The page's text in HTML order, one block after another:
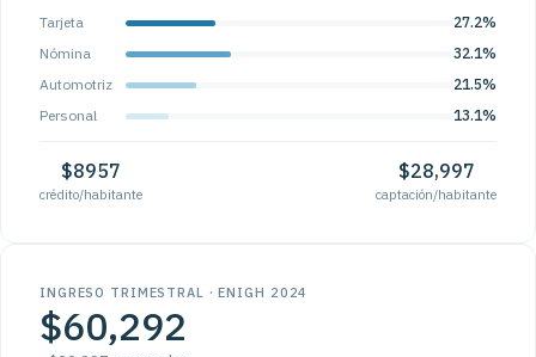
Tarjeta
27.2%
Nómina
32.1%
Automotriz
21.5%
Personal
13.1%
$8957
crédito/habitante
$28,997
captación/habitante
INGRESO TRIMESTRAL · ENIGH 2024
$60,292